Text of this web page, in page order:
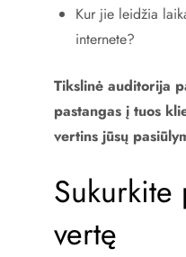
Kur jie leidžia
internete?
Tikslinė auditorija
pastangas į tuos
vertins jūsų
vertę